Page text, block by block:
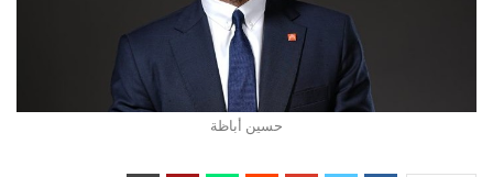
حسين أباظة